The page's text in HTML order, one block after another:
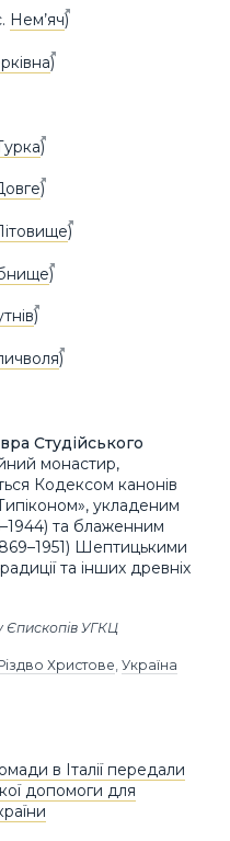
Нем’яч)
)
)
)
)
)
)
)
Студійського
монастир,
Кодексом канонів
укладеним
та блаженним
Шептицькими
та інших древніх
Єпископів УГКЦ
Христове, Україна
в Італії передали
допомоги для